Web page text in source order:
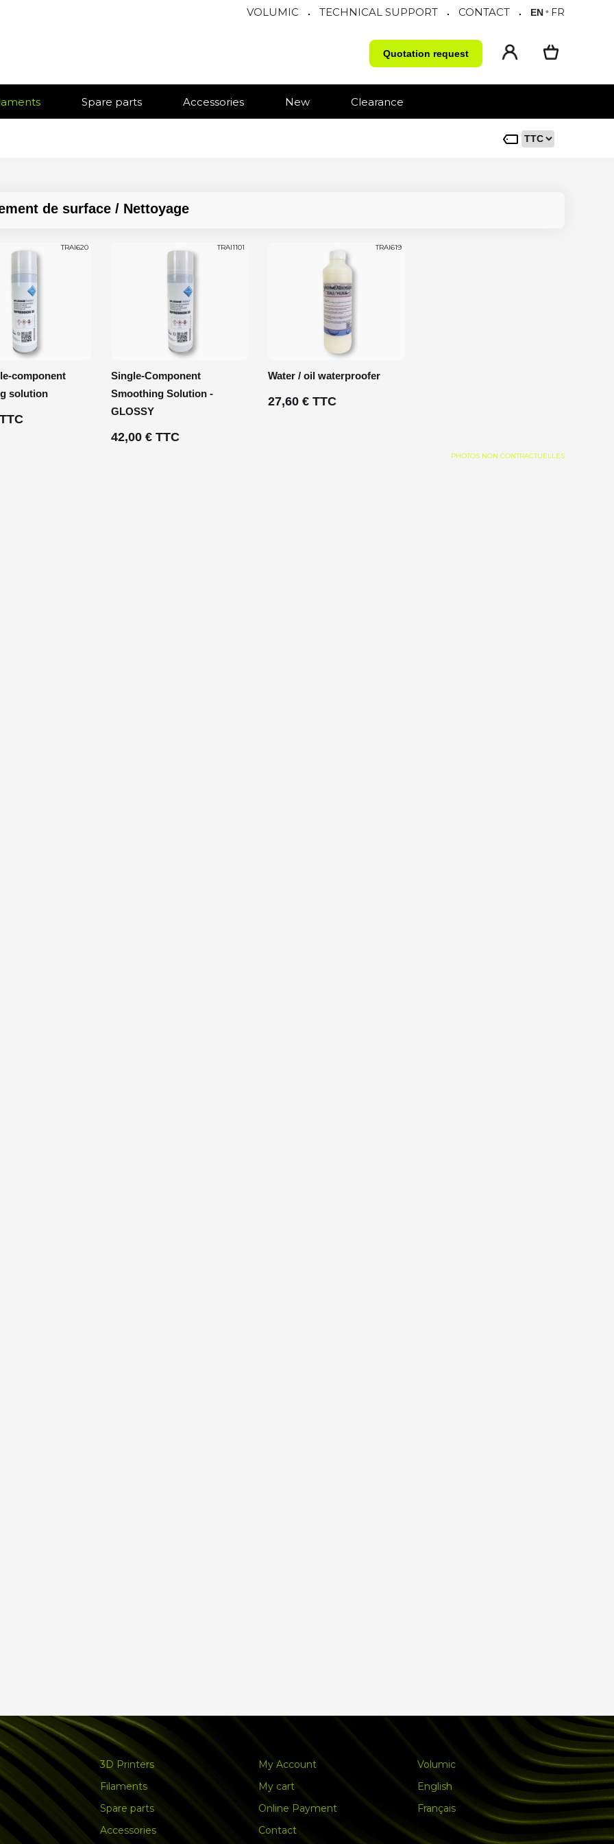
VOLUMIC . TECHNICAL SUPPORT . CONTACT . EN• FR
Quotation request
Spare parts Accessories New Clearance
de surface / Nettoyage
TRAI620
component
solution
TRAI1101
Single-Component
Smoothing Solution -
GLOSSY
42,00 € TTC
TRAI619
Water / oil waterproofer
27,60 € TTC
PHOTOS NON CONTRACTUELLES
3D Printers
Filaments
Spare parts
Accessories
My Account
My cart
Online Payment
Contact
Volumic
English
Français